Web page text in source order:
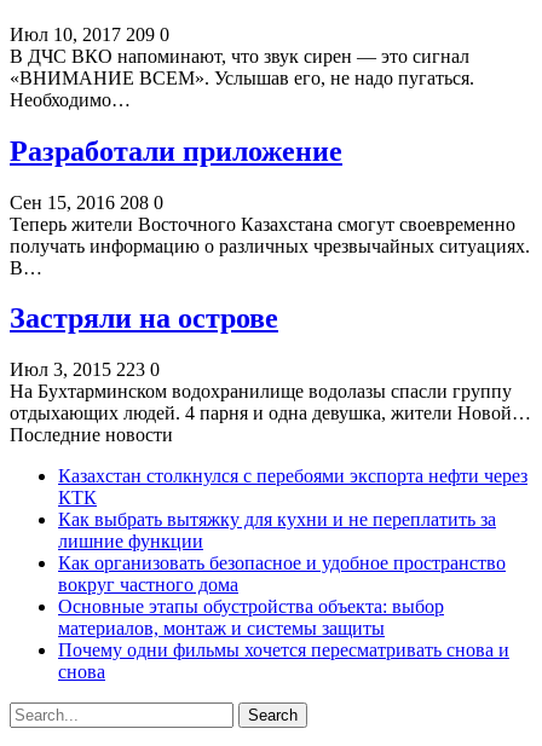
Июл 10, 2017 209 0
В ДЧС ВКО напоминают, что звук сирен — это сигнал
«ВНИМАНИЕ ВСЕМ». Услышав его, не надо пугаться.
Необходимо…
Разработали приложение
Сен 15, 2016 208 0
Теперь жители Восточного Казахстана смогут своевременно
получать информацию о различных чрезвычайных ситуациях.
В…
Застряли на острове
Июл 3, 2015 223 0
На Бухтарминском водохранилище водолазы спасли группу
отдыхающих людей. 4 парня и одна девушка, жители Новой…
Последние новости
Казахстан столкнулся с перебоями экспорта нефти через
КТК
Как выбрать вытяжку для кухни и не переплатить за
лишние функции
Как организовать безопасное и удобное пространство
вокруг частного дома
Основные этапы обустройства объекта: выбор
материалов, монтаж и системы защиты
Почему одни фильмы хочется пересматривать снова и
снова